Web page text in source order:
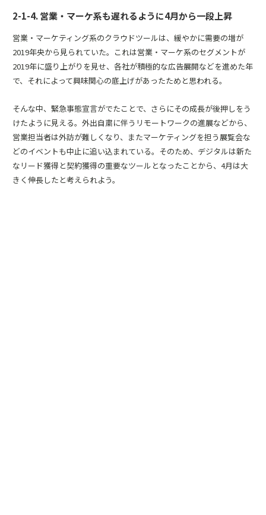
2-1-4. 営業・マーケ系も遅れるように4月から一段上昇
営業・マーケティング系のクラウドツールは、緩やかに需要の増が
2019年央から見られていた。これは営業・マーケ系のセグメントが
2019年に盛り上がりを見せ、各社が積極的な広告展開などを進めた年
で、それによって興味関心の底上げがあったためと思われる。
そんな中、緊急事態宣言がでたことで、さらにその成長が後押しをう
けたように見える。外出自粛に伴うリモートワークの進展などから、
営業担当者は外訪が難しくなり、またマーケティングを担う展覧会な
どのイベントも中止に追い込まれている。そのため、デジタルは新た
なリード獲得と契約獲得の重要なツールとなったことから、4月は大
きく伸長したと考えられよう。